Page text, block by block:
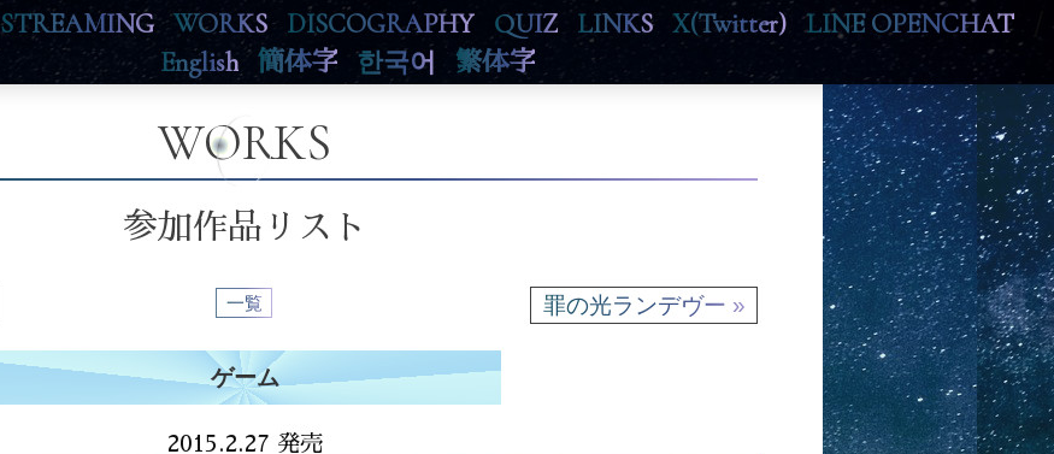
STREAMING WORKS DISCOGRAPHY QUIZ LINKS X(Twitter) LINE OPENCHAT
English
簡体字 한국어 繁体字
WORKS
参加作品リスト
一覧 罪の光ランデヴー »
ゲーム
2015.2.27 発売